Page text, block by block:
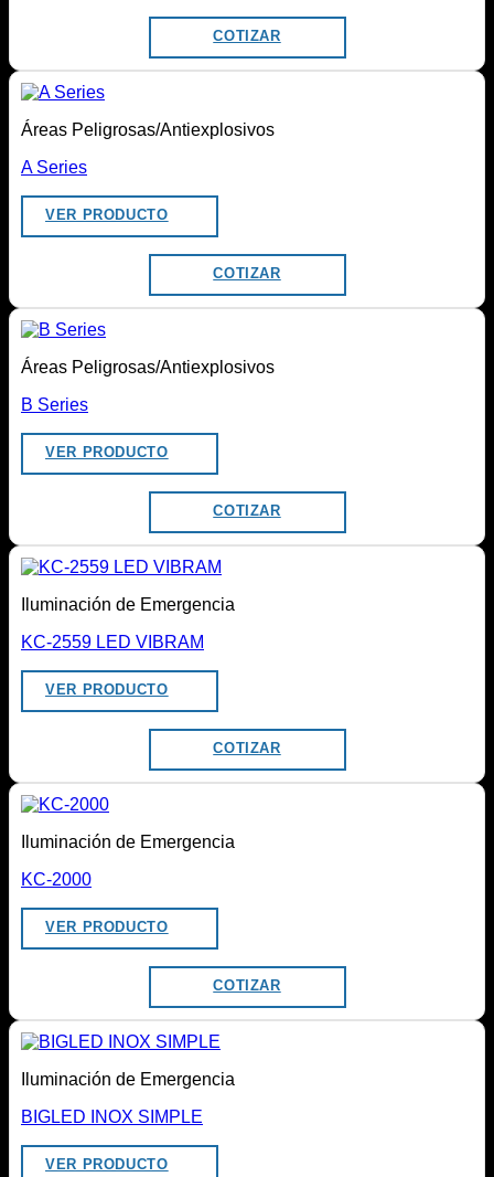
COTIZAR
Áreas Peligrosas/Antiexplosivos
A Series
VER PRODUCTO
COTIZAR
Áreas Peligrosas/Antiexplosivos
B Series
VER PRODUCTO
COTIZAR
Iluminación de Emergencia
KC-2559 LED VIBRAM
VER PRODUCTO
COTIZAR
Iluminación de Emergencia
KC-2000
VER PRODUCTO
COTIZAR
Iluminación de Emergencia
BIGLED INOX SIMPLE
VER PRODUCTO